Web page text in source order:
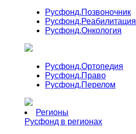
Русфонд.Позвоночник
Русфонд.Реабилитация
Русфонд.Онкология
Русфонд.Ортопедия
Русфонд.Право
Русфонд.Перелом
Регионы
Русфонд в регионах